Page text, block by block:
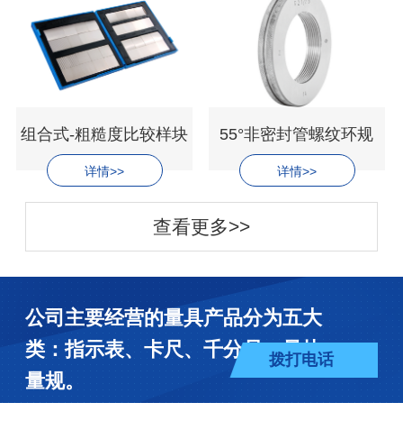
组合式-粗糙度比较样块
详情>>
55°非密封管螺纹环规
详情>>
查看更多>>
公司主要经营的量具产品分为五大
类：指示表、卡尺、千分尺、量块、
量规。
拨打电话